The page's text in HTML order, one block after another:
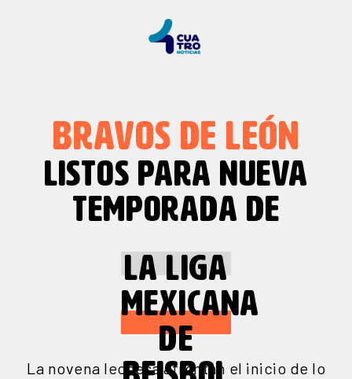
BRAVOS DE LEÓN
LISTOS PARA NUEVA
TEMPORADA DE
LA LIGA
MEXICANA
DE
La novena leonesa afrontan el inicio de lo